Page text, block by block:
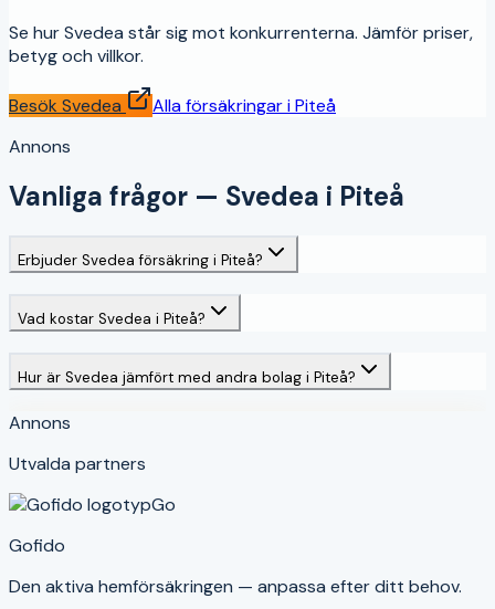
Se hurSvedea står sig mot konkurrenterna. Jämför priser,
betyg och villkor.
Besök Svedea Alla försäkringar iPiteå
Annons
Vanliga frågor — Svedea i Piteå
Erbjuder Svedea försäkring i Piteå?
Vad kostar Svedea i Piteå?
Hur är Svedea jämfört med andra bolag i Piteå?
Annons
Utvalda partners
Go
Gofido
Den aktiva hemförsäkringen — anpassa efter ditt behov.